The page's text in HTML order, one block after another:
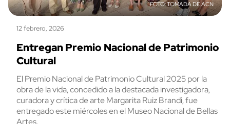
TOMADA DE ACN
12 febrero, 2026
Entregan Premio Nacional de Patrimonio
Cultural
El Premio Nacional de Patrimonio Cultural 2025 por la
obra de la vida, concedido a la destacada investigadora,
curadora y crítica de arte Margarita Ruiz Brandi, fue
entregado este miércoles en el Museo Nacional de Bellas
Artes.